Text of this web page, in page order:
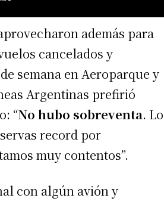
además para
cancelados y
semana en Aeroparque y
Argentinas prefirió
“No hubo sobreventa. Lo
record por
muy contentos”.
con algún avión y